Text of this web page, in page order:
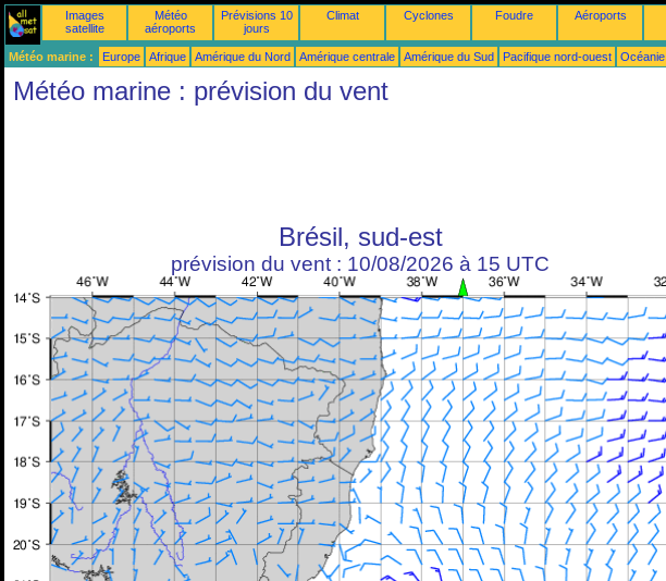
Images
satellite
Météo
aéroports
Prévisions 10
jours
Climat Cyclones Foudre Aéroports
Météo marine : Europe Afrique Amérique du Nord Amérique centrale Amérique du Sud Pacifique nord-ouest Océanie
Météo marine : prévision du vent
Brésil, sud-est
prévision du vent : 10/08/2026 à 15 UTC